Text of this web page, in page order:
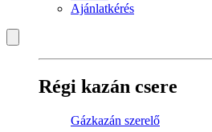
Ajánlatkérés
Régi kazán csere
Gázkazán szerelő